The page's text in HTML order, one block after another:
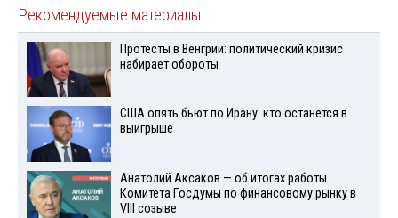
Рекомендуемые материалы
Протесты в Венгрии: политический кризис
набирает обороты
США опять бьют по Ирану: кто останется в
выигрыше
Анатолий Аксаков — об итогах работы
Комитета Госдумы по финансовому рынку в
VIII созыве